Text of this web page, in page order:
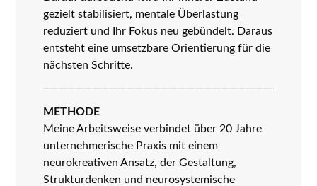
gezielt stabilisiert, mentale Überlastung
reduziert und Ihr Fokus neu gebündelt. Daraus
entsteht eine umsetzbare Orientierung für die
nächsten Schritte.
METHODE
Meine Arbeitsweise verbindet über 20 Jahre
unternehmerische Praxis mit einem
neurokreativen Ansatz, der Gestaltung,
Strukturdenken und neurosystemische